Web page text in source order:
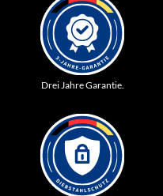
Drei Jahre Garantie.